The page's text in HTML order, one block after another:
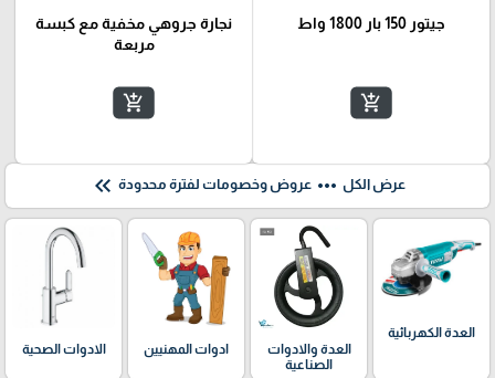
جيتور 150 بار 1800 واط
add_shopping_cart
نجارة جروهي مخفية مع كبسة
مربعة
add_shopping_cart
عرض الكل more_horiz عروض وخصومات لفترة محدودة keyboard_double_arrow_left
العدة الكهربائية
العدة والادوات
الصناعية
ادوات المهنيين الادوات الصحية